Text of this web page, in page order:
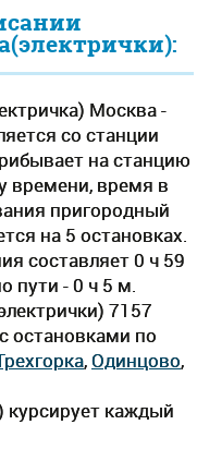
Москва -
со станции
на станцию
времени, время в
пригородный
на 5 остановках.
составляет 0 ч 59
пути - 0 ч 5 м.
7157
остановками по
,Одинцово,
курсирует каждый